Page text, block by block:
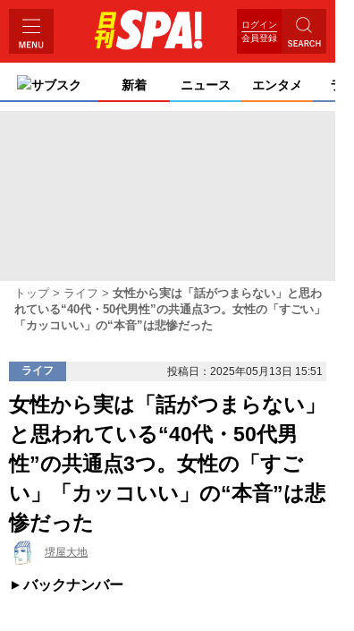
ログイン
会員登録
サブスク 新着 ニュース エンタメ ライ
トップ ライフ
女性から実は「話がつまらない」と思わ
れている“40代・50代男性”の共通点3つ。女性の「すごい」
「カッコいい」の“本音”は悲惨だった
ライフ 投稿日：2025年05月13日 15:51
女性から実は「話がつまらない」
と思われている“40代・50代男
性”の共通点3つ。女性の「すご
い」「カッコいい」の“本音”は悲
惨だった
堺屋大地
バックナンバー